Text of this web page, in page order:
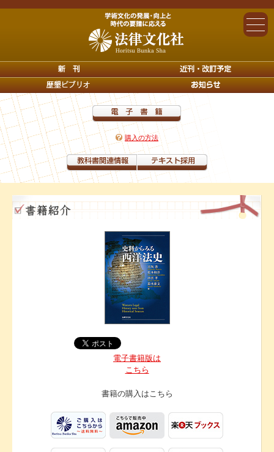
購入の方法
電子書籍版は
こちら
書籍の購入はこちら